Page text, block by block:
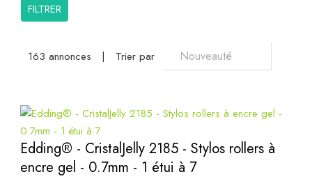
FILTRER
163 annonces | Trier par
Edding® - CristalJelly 2185 - Stylos rollers à
encre gel - 0.7mm - 1 étui à 7